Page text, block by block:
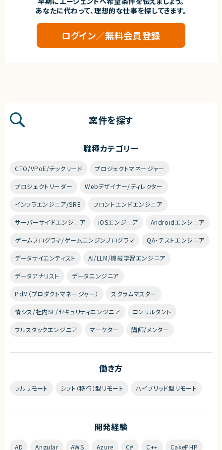
あなたに代わって、理想的な仕事を探してきます。
ログイン／無料会員登録
案件を探す
職種カテゴリー
CTO/VPoE/テックリード プロジェクトマネージャー
プロジェクトリーダー Webデザイナー/ディレクター
インフラエンジニア/SRE フロントエンドエンジニア
サーバーサイドエンジニア iOSエンジニア Androidエンジニア
ゲームプログラマ/ゲームエンジンプログラマ QA・テストエンジニア
データサイエンティスト AI/LLM/機械学習エンジニア
データアナリスト データエンジニア
PdM（プロダクトマネージャー） スクラムマスター
情シス/社内SE/セキュリティエンジニア コンサルタント
フルスタックエンジニア マーケター 講師/メンター
働き方
フルリモート シフト（移行）型リモート ハイブリッド型リモート
開発経験
AD Angular AWS Azure C# C++ CakePHP